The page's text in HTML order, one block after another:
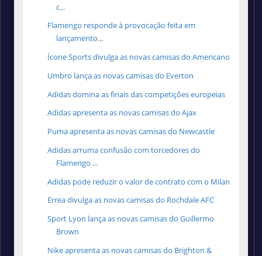
c...
Flamengo responde à provocação feita em
lançamento...
Ícone Sports divulga as novas camisas do Americano
Umbro lança as novas camisas do Everton
Adidas domina as finais das competições europeias
Adidas apresenta as novas camisas do Ajax
Puma apresenta as novas camisas do Newcastle
Adidas arruma confusão com torcedores do
Flamengo ...
Adidas pode reduzir o valor de contrato com o Milan
Errea divulga as novas camisas do Rochdale AFC
Sport Lyon lança as novas camisas do Guillermo
Brown
Nike apresenta as novas camisas do Brighton &